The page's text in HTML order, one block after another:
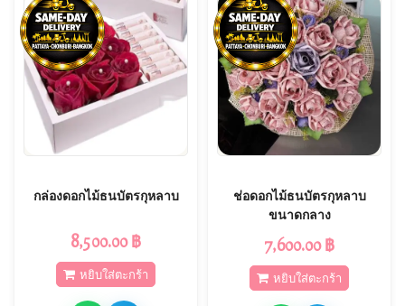
กล่องดอกไม้ธนบัตรกุหลาบ
8,500.00 ฿
หยิบใส่ตะกร้า
ช่อดอกไม้ธนบัตรกุหลาบ
ขนาดกลาง
7,600.00 ฿
หยิบใส่ตะกร้า